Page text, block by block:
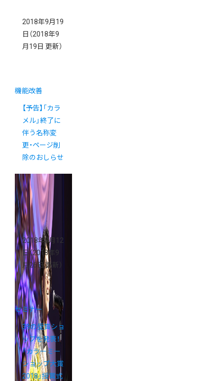
2018年9月19
日 （2018年9
月19日 更新）
機能改善
【予告】「カラ
メル」終了に
伴う名称変
更・ページ削
除のおしらせ
2018年9月12
日（2018年9
月26日 更新）
セミナー
39の受賞ショ
ップを発表！
「カラーミー
ショップ大賞
2018」授賞式